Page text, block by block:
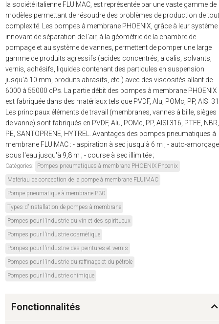
la société italienne FLUIMAC, est représentée par une vaste gamme de
modèles permettant de résoudre des problèmes de production de
complexité. Les pompes à membrane PHOENIX, grâce à leur système
innovant de séparation de l'air, à la géométrie de la chambre de
pompage et au système de vannes, permettent de pomper une large
gamme de produits agressifs (acides concentrés, alcalis, solvants,
vernis, adhésifs, liquides contenant des particules en suspension
jusqu'à 10 mm, produits abrasifs, etc.) avec des viscosités allant de
6000 à 55000 cPs. La partie débit des pompes à membrane PHOENIX
est fabriquée dans des matériaux tels que PVDF, Alu, POMc, PP, AISI
Les principaux éléments de travail (membranes, vannes à bille, sièges
de vanne) sont fabriqués en PVDF, Alu, POMc, PP, AISI 316, PTFE, NBR,
PE, SANTOPRENE, HYTREL. Avantages des pompes pneumatiques à
membrane FLUIMAC : - aspiration à sec jusqu'à 6 m ; - auto-amorçage
sous l'eau jusqu'à 9,8 m ; - course à sec illimitée ;
Catégories:
Pompes pneumatiques à membrane PHOENIX Phoenix
Matériau de conception de la pompe à membrane FLUIMAC
Pompe pneumatique à membrane P30
Types d'installation de pompes à membrane
Pompes pour l'industrie du vin et des spiritueux
Pompes pour l'industrie cosmétique
Pompes pour l'industrie des peintures et vernis
Pompes pour l'industrie du raffinage et du pétrole
Pompes pour l'industrie chimique
Fonctionnalités